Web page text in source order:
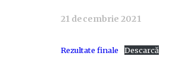
21 decembrie 2021
Rezultate finale Descarcă